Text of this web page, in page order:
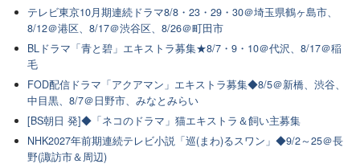
テレビ東京10月期連続ドラマ8/8・23・29・30＠埼玉県鶴ヶ島市、
8/12＠港区、8/17＠渋谷区、8/26＠町田市
BLドラマ「青と碧」エキストラ募集★8/7・9・10＠代沢、8/17＠稲
毛
FOD配信ドラマ「アクアマン」エキストラ募集◆8/5＠新橋、渋谷、
中目黒、8/7＠日野市、みなとみらい
[BS朝日 発]◆「ネコのドラマ」猫エキストラ＆飼い主募集
NHK2027年前期連続テレビ小説「巡(まわ)るスワン」◆9/2～25＠長
野(諏訪市＆周辺)